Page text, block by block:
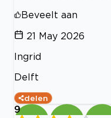
Beveelt aan
21 May 2026
Ingrid
Delft
delen
9